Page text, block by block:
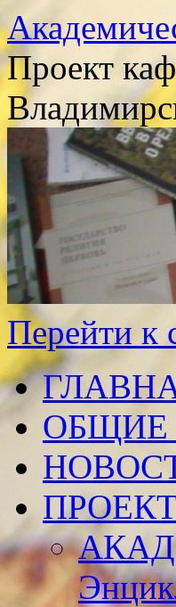
Проект
Перейти к
ОБЩИЕ